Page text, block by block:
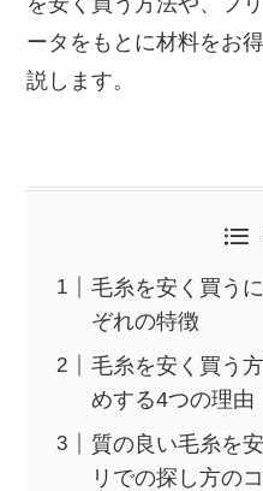
ータをもとに材料をお
説します。
毛糸を安く買う
ぞれの特徴
毛糸を安く買う
めする4つの理由
質の良い毛糸を
リでの探し方の